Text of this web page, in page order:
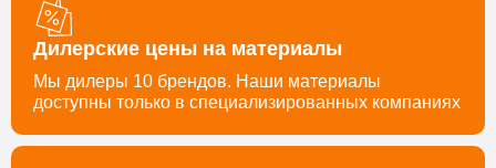
Дилерские цены на материалы
Мы дилеры 10 брендов. Наши материалы
доступны только в специализированных компаниях